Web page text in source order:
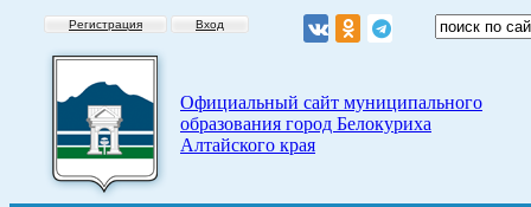
Регистрация Вход
Официальный сайт муниципального
образования город Белокуриха
Алтайского края